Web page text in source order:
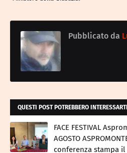
Pubblicato da
QUESTI POST POTREBBERO INTERESSARTI
FACE FESTIVAL
AGOSTO
conferenza stampa